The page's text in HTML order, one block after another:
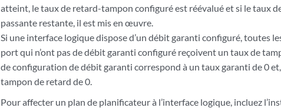
atteint, le taux de retard-tampon configuré est réévalué et si le taux
passante restante, il est mis en œuvre.
Si une interface logique dispose d’un débit garanti configuré, toutes
port qui n’ont pas de débit garanti configuré reçoivent un taux de
de configuration de débit garanti correspond à un taux garanti de 0
tampon de retard de 0.
Pour affecter un plan de planificateur à l’interface logique, incluez